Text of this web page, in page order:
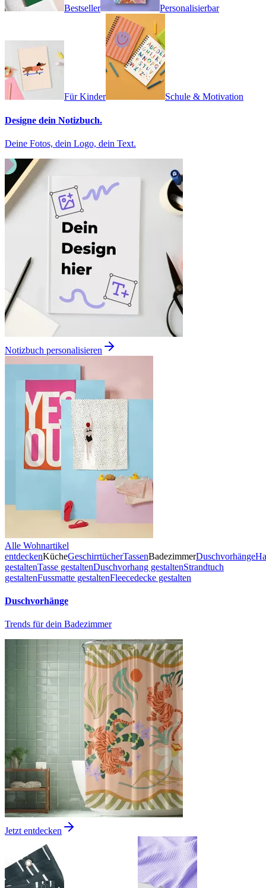
Bestseller Personalisierbar
Für Kinder Schule & Motivation
Designe dein Notizbuch.
Deine Fotos, dein Logo, dein Text.
Notizbuch personalisieren
Alle Wohnartikel
entdeckenKücheGeschirrtücherTassenBadezimmerDuschvorhänge
gestaltenTasse gestaltenDuschvorhang gestaltenStrandtuch
gestaltenFussmatte gestaltenFleecedecke gestalten
Duschvorhänge
Trends für dein Badezimmer
Jetzt entdecken